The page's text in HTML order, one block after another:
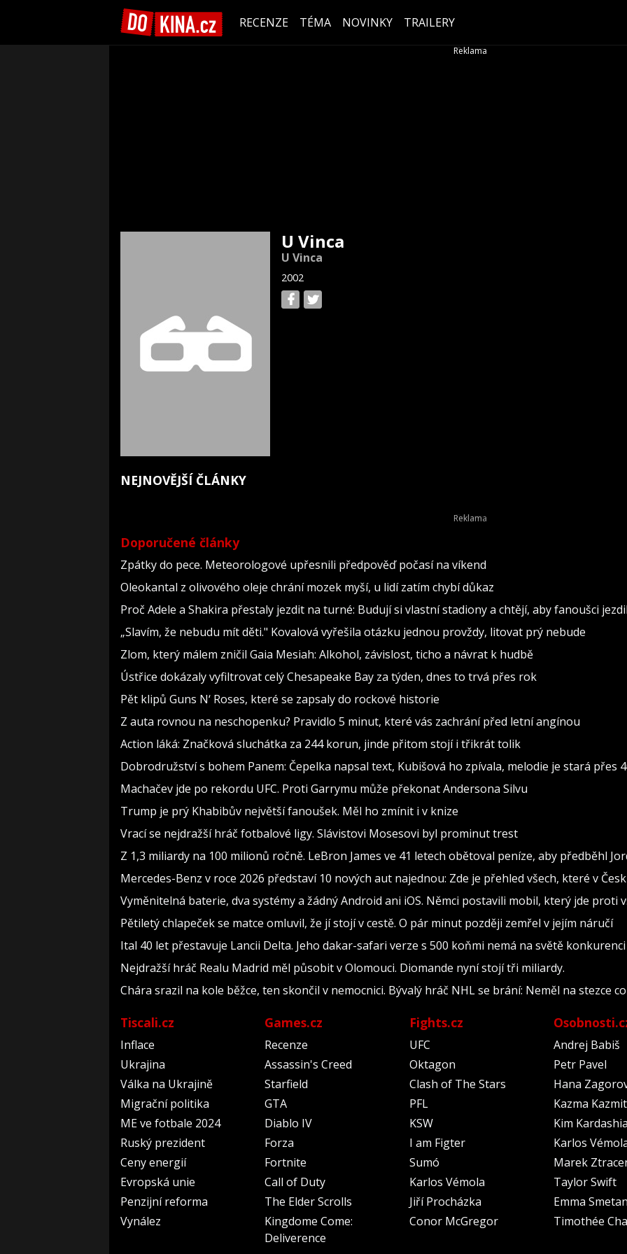
RECENZE TÉMA NOVINKY TRAILERY
U Vinca
U Vinca
2002
NEJNOVĚJŠÍ ČLÁNKY
Doporučené články
Zpátky do pece. Meteorologové upřesnili předpověď počasí na víkend
Oleokantal z olivového oleje chrání mozek myší, u lidí zatím chybí důkaz
Proč Adele a Shakira přestaly jezdit na turné: Budují si vlastní stadiony a chtějí, aby fanoušci
„Slavím, že nebudu mít děti." Kovalová vyřešila otázku jednou provždy, litovat prý nebude
Zlom, který málem zničil Gaia Mesiah: Alkohol, závislost, ticho a návrat k hudbě
Ústřice dokázaly vyfiltrovat celý Chesapeake Bay za týden, dnes to trvá přes rok
Pět klipů Guns N‘ Roses, které se zapsaly do rockové historie
Z auta rovnou na neschopenku? Pravidlo 5 minut, které vás zachrání před letní angínou
Action láká: Značková sluchátka za 244 korun, jinde přitom stojí i třikrát tolik
Dobrodružství s bohem Panem: Čepelka napsal text, Kubišová ho zpívala, melodie je stará přes
Machačev jde po rekordu UFC. Proti Garrymu může překonat Andersona Silvu
Trump je prý Khabibův největší fanoušek. Měl ho zmínit i v knize
Vrací se nejdražší hráč fotbalové ligy. Slávistovi Mosesovi byl prominut trest
Z 1,3 miliardy na 100 milionů ročně. LeBron James ve 41 letech obětoval peníze, aby předběhl
Mercedes-Benz v roce 2026 představí 10 nových aut najednou: Zde je přehled všech, které v
Vyměnitelná baterie, dva systémy a žádný Android ani iOS. Němci postavili mobil, který jde proti
Pětiletý chlapeček se matce omluvil, že jí stojí v cestě. O pár minut později zemřel v jejím náručí
Ital 40 let přestavuje Lancii Delta. Jeho dakar-safari verze s 500 koňmi nemá na světě konkurenci
Nejdražší hráč Realu Madrid měl působit v Olomouci. Diomande nyní stojí tři miliardy.
Chára srazil na kole běžce, ten skončil v nemocnici. Bývalý hráč NHL se brání: Neměl na stezce
Tiscali.cz
Inflace
Ukrajina
Válka na Ukrajině
Migrační politika
ME ve fotbale 2024
Ruský prezident
Ceny energií
Evropská unie
Penzijní reforma
Vynález
Games.cz
Recenze
Assassin's Creed
Starfield
GTA
Diablo IV
Forza
Fortnite
Call of Duty
The Elder Scrolls
Kingdome Come:
Deliverence
Fights.cz
UFC
Oktagon
Clash of The Stars
PFL
KSW
I am Figter
Sumó
Karlos Vémola
Jiří Procházka
Conor McGregor
Andrej Babiš
Petr Pavel
Hana
Kazma
Kim
Karlos
Marek
Taylor Swift
Emma
Timothée